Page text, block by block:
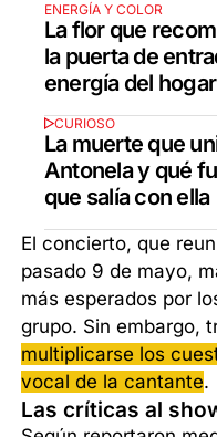
ENERGÍA Y COLOR
La flor que
la puerta de
energía del hogar
CURIOSO
La muerte que
Antonela y qué
que salía con ella
El concierto, que
pasado 9 de mayo,
más esperados por
grupo. Sin embargo,
multiplicarse los
vocal de la cantante.
Las críticas al